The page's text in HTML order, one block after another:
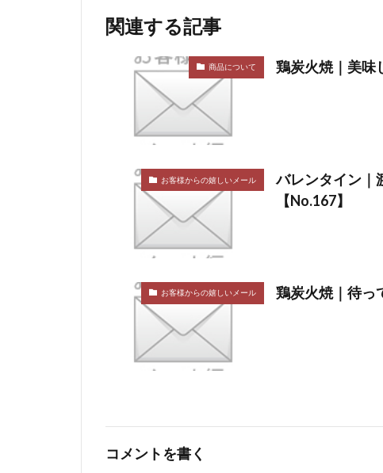
関連する記事
商品について 鶏炭火焼｜美味
お客様からの嬉しいメール
バレンタイン｜
【No.167】
お客様からの嬉しいメール 鶏炭火焼｜待っ
コメントを書く